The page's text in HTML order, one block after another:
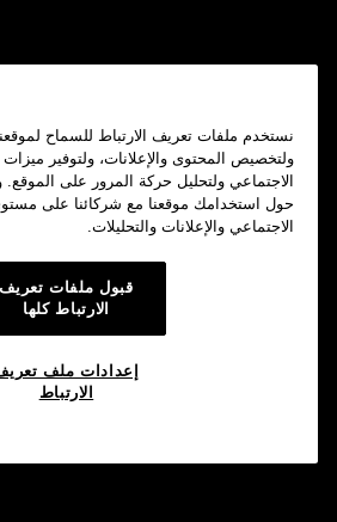
نستخدم ملفات تعريف الارتباط للسماح
ولتخصيص المحتوى والإعلانات، ولتوفير
الاجتماعي ولتحليل حركة المرور على
حول استخدامك موقعنا مع شركائنا على
الاجتماعي والإعلانات والتحليلات.
قبول ملفات تعريف
الارتباط كلها
إعدادات ملف
الارتباط